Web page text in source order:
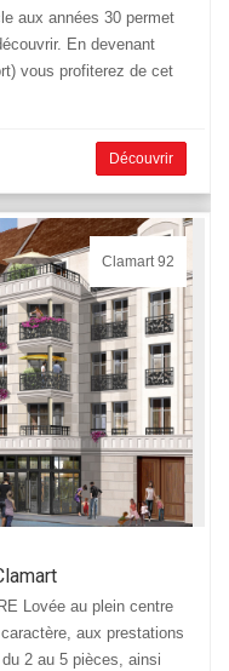
aux années 30 permet
En devenant
vous profiterez de cet
Découvrir
Clamart 92
Lovée au plein centre
aux prestations
2 au 5 pièces, ainsi